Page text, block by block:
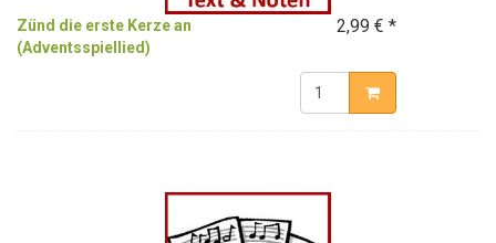
Zünd die erste Kerze an
(Adventsspiellied)
2,99 € *